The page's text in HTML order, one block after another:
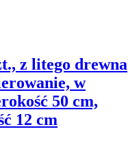
z litego drewna
w
50 cm,
12 cm